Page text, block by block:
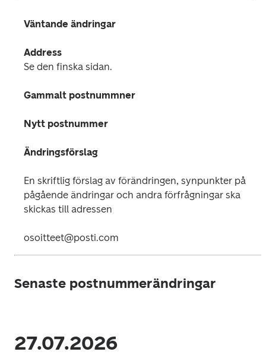
Väntande ändringar
Address
Se den finska sidan.
Gammalt postnummner
Nytt postnummer
Ändringsförslag
En skriftlig förslag av förändringen, synpunkter på
pågående ändringar och andra förfrågningar ska
skickas till adressen
osoitteet@posti.com
Senaste postnummerändringar
27.07.2026